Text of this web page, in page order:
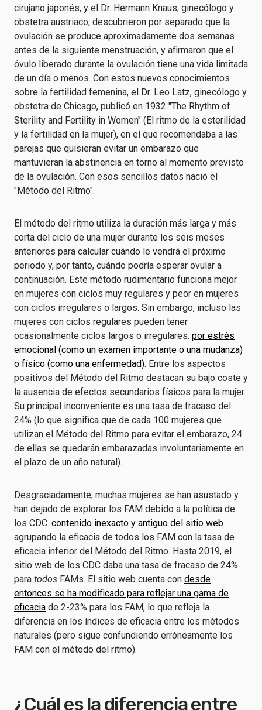
cirujano japonés, y el Dr. Hermann Knaus, ginecólogo y
obstetra austriaco, descubrieron por separado que la
ovulación se produce aproximadamente dos semanas
antes de la siguiente menstruación, y afirmaron que el
óvulo liberado durante la ovulación tiene una vida limitada
de un día o menos. Con estos nuevos conocimientos
sobre la fertilidad femenina, el Dr. Leo Latz, ginecólogo y
obstetra de Chicago, publicó en 1932 "The Rhythm of
Sterility and Fertility in Women" (El ritmo de la esterilidad
y la fertilidad en la mujer), en el que recomendaba a las
parejas que quisieran evitar un embarazo que
mantuvieran la abstinencia en torno al momento previsto
de la ovulación. Con esos sencillos datos nació el
"Método del Ritmo".
El método del ritmo utiliza la duración más larga y más
corta del ciclo de una mujer durante los seis meses
anteriores para calcular cuándo le vendrá el próximo
periodo y, por tanto, cuándo podría esperar ovular a
continuación. Este método rudimentario funciona mejor
en mujeres con ciclos muy regulares y peor en mujeres
con ciclos irregulares o largos. Sin embargo, incluso las
mujeres con ciclos regulares pueden tener
ocasionalmente ciclos largos o irregulares. por estrés
emocional (como un examen importante o una mudanza)
o físico (como una enfermedad). Entre los aspectos
positivos del Método del Ritmo destacan su bajo coste y
la ausencia de efectos secundarios físicos para la mujer.
Su principal inconveniente es una tasa de fracaso del
24% (lo que significa que de cada 100 mujeres que
utilizan el Método del Ritmo para evitar el embarazo, 24
de ellas se quedarán embarazadas involuntariamente en
el plazo de un año natural).
Desgraciadamente, muchas mujeres se han asustado y
han dejado de explorar los FAM debido a la política de
los CDC. contenido inexacto y antiguo del sitio web
agrupando la eficacia de todos los FAM con la tasa de
eficacia inferior del Método del Ritmo. Hasta 2019, el
sitio web de los CDC daba una tasa de fracaso de 24%
para todos FAMs. El sitio web cuenta con desde
entonces se ha modificado para reflejar una gama de
eficacia de 2-23% para los FAM, lo que refleja la
diferencia en los índices de eficacia entre los métodos
naturales (pero sigue confundiendo erróneamente los
FAM con el método del ritmo).
¿Cuál es la diferencia entre